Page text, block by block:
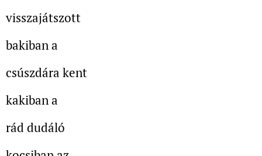
visszajátszott
bakiban a
csúszdára kent
kakiban a
rád dudáló